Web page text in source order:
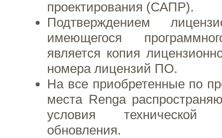
проектирования (САПР).
Подтверждением
имеющегося
является копия
номера лицензий ПО.
На все приобретенные по
места Renga
условия
обновления.